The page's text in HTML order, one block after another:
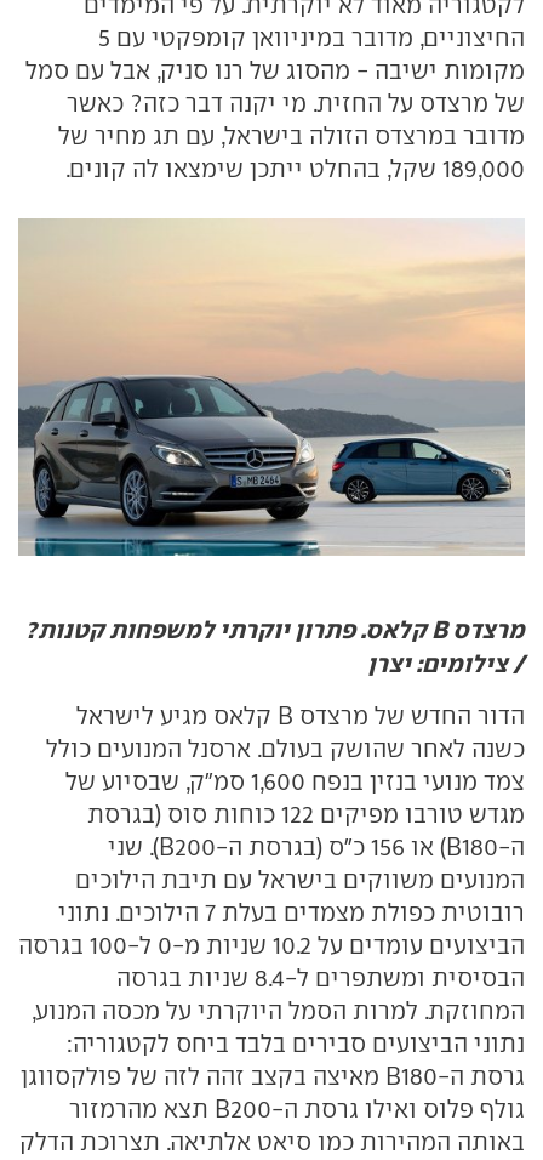
החיצוניים, מדובר במיניוואן קומפקטי עם 5
מקומות ישיבה - מהסוג של רנו סניק, אבל עם סמל
של מרצדס על החזית. מי יקנה דבר כזה? כאשר
מדובר במרצדס הזולה בישראל, עם תג מחיר של
189,000 שקל, בהחלט ייתכן שימצאו לה קונים.
מרצדס B קלאס. פתרון יוקרתי למשפחות קטנות?
/ צילומים: יצרן
הדור החדש של מרצדס B קלאס מגיע לישראל
כשנה לאחר שהושק בעולם. ארסנל המנועים כולל
צמד מנועי בנזין בנפח 1,600 סמ"ק, שבסיוע של
מגדש טורבו מפיקים 122 כוחות סוס (בגרסת
ה-B180) או 156 כ"ס (בגרסת ה- B200). שני
המנועים משווקים בישראל עם תיבת הילוכים
רובוטית כפולת מצמדים בעלת 7 הילוכים. נתוני
הביצועים עומדים על 10.2 שניות מ-0 ל-100 בגרסה
הבסיסית ומשתפרים ל-8.4 שניות בגרסה
המחוזקת. למרות הסמל היוקרתי על מכסה המנוע,
נתוני הביצועים סבירים בלבד ביחס לקטגוריה:
גרסת ה-B180 מאיצה בקצב זהה לזה של פולקסווגן
גולף פלוס ואילו גרסת ה-B200 תצא מהרמזור
באותה המהירות כמו סיאט אלתיאה. תצרוכת הדלק